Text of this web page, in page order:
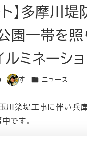
】多摩川堤
園一帯を照
ルミネーシ
著
す カテゴリー
ニュース
川築堤工事に伴い兵
です。